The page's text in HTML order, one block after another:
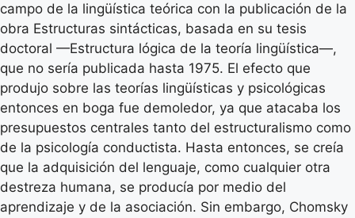
campo de la lingüística teórica con la publicación de la
obra Estructuras sintácticas, basada en su tesis
doctoral —Estructura lógica de la teoría lingüística—,
que no sería publicada hasta 1975. El efecto que
produjo sobre las teorías lingüísticas y psicológicas
entonces en boga fue demoledor, ya que atacaba los
presupuestos centrales tanto del estructuralismo como
de la psicología conductista. Hasta entonces, se creía
que la adquisición del lenguaje, como cualquier otra
destreza humana, se producía por medio del
aprendizaje y de la asociación. Sin embargo, Chomsky